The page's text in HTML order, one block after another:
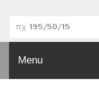
Menu